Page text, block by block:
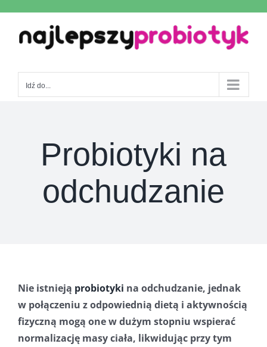
content
Idź do...
Probiotyki na
odchudzanie
Nie istnieją probiotyki na odchudzanie, jednak
w połączeniu z odpowiednią dietą i aktywnością
fizyczną mogą one w dużym stopniu wspierać
normalizację masy ciała, likwidując przy tym